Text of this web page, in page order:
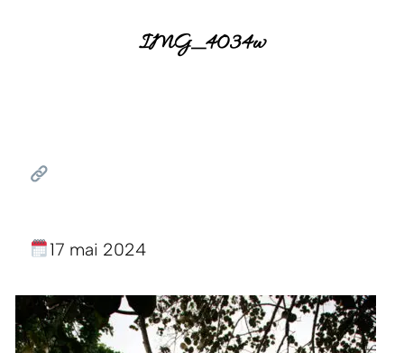
IMG_4034w
17 mai 2024